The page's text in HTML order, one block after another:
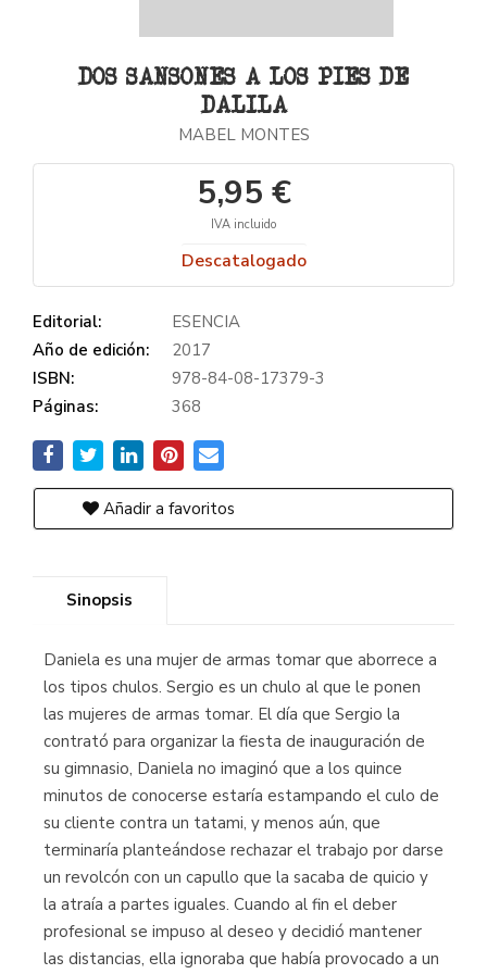
DOS SANSONES A LOS PIES DE
DALILA
MABEL MONTES
5,95 €
IVA incluido
Descatalogado
Editorial:
ESENCIA
Año de edición:
2017
ISBN:
978-84-08-17379-3
Páginas:
368
Añadir a favoritos
Sinopsis
Daniela es una mujer de armas tomar que aborrece a
los tipos chulos. Sergio es un chulo al que le ponen
las mujeres de armas tomar. El día que Sergio la
contrató para organizar la fiesta de inauguración de
su gimnasio, Daniela no imaginó que a los quince
minutos de conocerse estaría estampando el culo de
su cliente contra un tatami, y menos aún, que
terminaría planteándose rechazar el trabajo por darse
un revolcón con un capullo que la sacaba de quicio y
la atraía a partes iguales. Cuando al fin el deber
profesional se impuso al deseo y decidió mantener
las distancias, ella ignoraba que había provocado a un